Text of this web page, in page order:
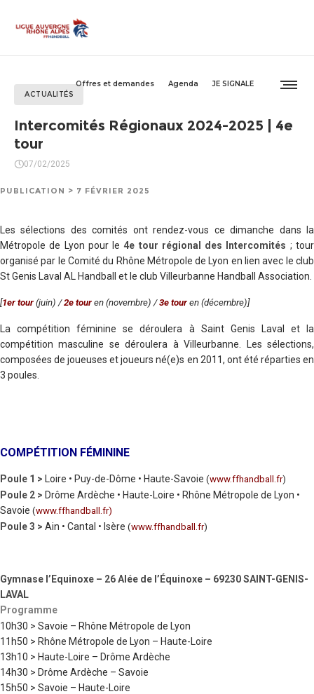
Offres et demandes Agenda
JE SIGNALE
ACTUALITÉS
Intercomités Régionaux 2024-2025 | 4e
tour
07/02/2025
PUBLICATION > 7 FÉVRIER 2025
Les sélections des comités ont rendez-vous ce dimanche dans la
Métropole de Lyon pour le 4e tour régional des Intercomités ; tour
organisé par le Comité du Rhône Métropole de Lyon en lien avec le club
St Genis Laval AL Handball et le club Villeurbanne Handball Association.
[1er tour (juin) /2e tour en (novembre) /3e tour en (décembre)]
La compétition féminine se déroulera à Saint Genis Laval et la
compétition masculine se déroulera à Villeurbanne. Les sélections,
composées de joueuses et joueurs né(e)s en 2011, ont été réparties en
3 poules.
COMPÉTITION FÉMININE
Poule 1 > Loire • Puy-de-Dôme • Haute-Savoie (www.ffhandball.fr)
Poule 2 > Drôme Ardèche • Haute-Loire • Rhône Métropole de Lyon •
Savoie (www.ffhandball.fr)
Poule 3 > Ain • Cantal • Isère (www.ffhandball.fr)
Gymnase l’Equinoxe – 26 Alée de l’Équinoxe – 69230 SAINT-GENIS-
LAVAL
Programme
10h30 > Savoie – Rhône Métropole de Lyon
11h50 > Rhône Métropole de Lyon – Haute-Loire
13h10 > Haute-Loire – Drôme Ardèche
14h30 > Drôme Ardèche – Savoie
15h50 > Savoie – Haute-Loire